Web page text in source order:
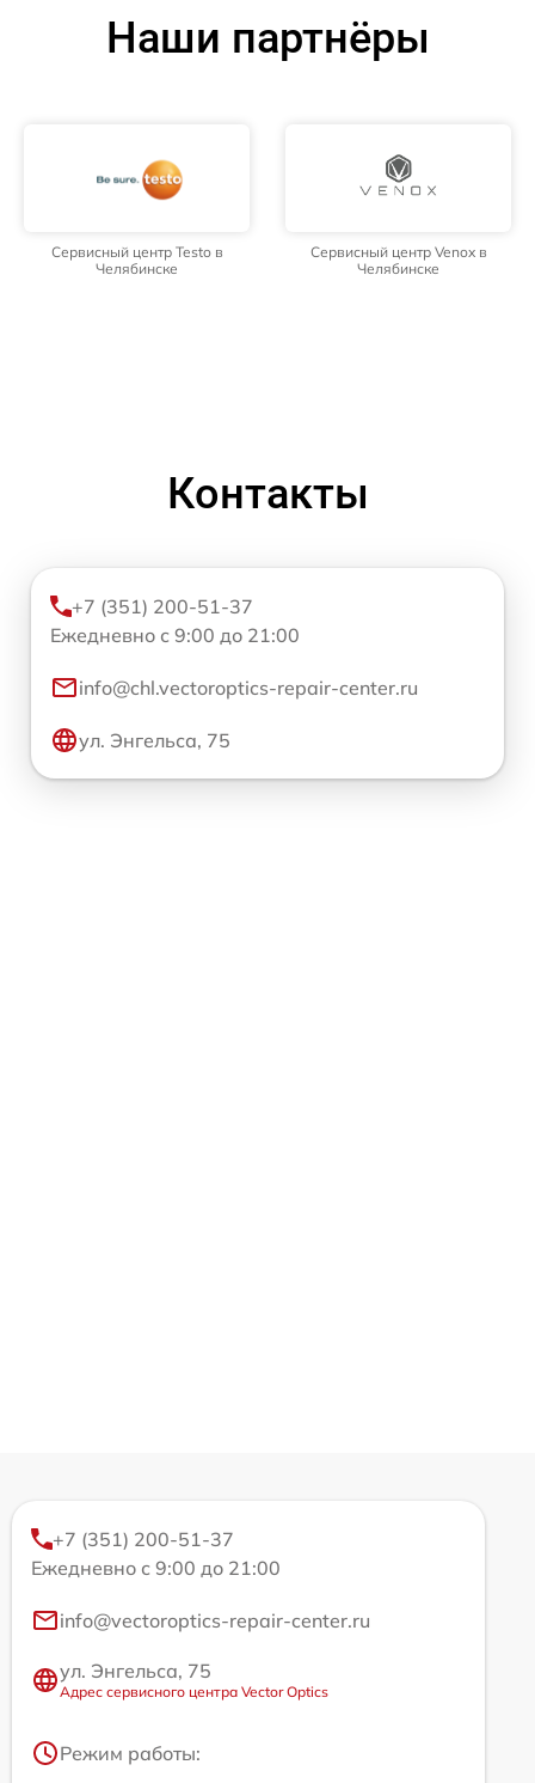
Наши партнёры
Сервисный центр Testo в
Челябинске
Сервисный центр Venox в
Челябинске
Контакты
+7 (351) 200-51-37
Ежедневно с 9:00 до 21:00
info@chl.vectoroptics-repair-center.ru
ул. Энгельса, 75
+7 (351) 200-51-37
Ежедневно с 9:00 до 21:00
info@vectoroptics-repair-center.ru
ул. Энгельса, 75
Адрес сервисного центра Vector Optics
Режим работы: